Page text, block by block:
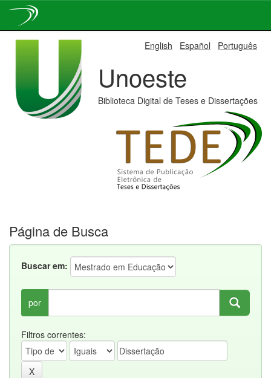
English Español Português
Unoeste
Biblioteca Digital de Teses e Dissertações
Página de Busca
Buscar em:
por
Filtros correntes: